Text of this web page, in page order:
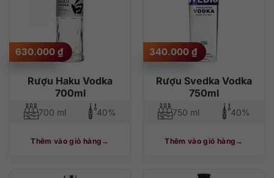
Rượu Haku Vodka
700ml
630.000 ₫
700 ml 40%
Thêm vào giỏ hàng
Rượu Svedka Vodka
750ml
340.000 ₫
750 ml 40%
Thêm vào giỏ hàng